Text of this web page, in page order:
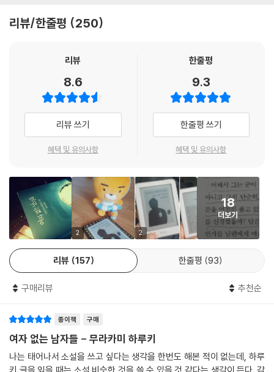
다. 그리고 기노는 왜 그런지 그 양쪽 모두에서 심심찮게 곤욕을 치러왔다.
나에게는 다른 사람의 그런 어두운 부분을 자극하는 뭔가가 있는지도 모른
아무리 텅 비었을지라도 그것은 아직까지는 나의 마음이다. 어렴풋하게나
마 거기에는 사람들의 온기가 남아 있다. 몇 가지 개인적인 기억이 바닷가
말뚝에 엉킨 해초처럼 말없이 만조를 기다리고 있다. 몇 가지 감정은 베어
내면 필시 붉은 피를 흘리리라. 아직은 그 마음을 영문 모를 곳으로 떠나보
내 헤매게 할 수는 없다. _「기노」, 268쪽
견했다. (…) 이곳이 어디인지, 이제부터 무엇을 해야 할지 잠자는 짐작도
가지 않았다. 가까스로 이해할 수 있는 건 자신이 이제 그레고르 잠자라는
이름을 가진 인간이 되었다는 사실이다. 그는 어떻게 그것을 알았을까? 잠
든 사이 누군가가 그의 귓가에 몰래 속삭였는지도 모른다. “네 이름은 그레
고르 잠자야”라고. _「사랑하는 잠자」, 275~277쪽
어느 날 갑자기, 당신은 여자 없는 남자들이 된다. 그날은 아주 작은 예고나
힌트도 주지 않은 채, 예감도 징조도 없이, 노크도 헛기침도 생략하고 느닷
없이 당신을 찾아온다. 모퉁이 하나를 돌면 자신이 이미 그곳에 있음을 당
에게 단 하나의 세계가 되어버린다. 그 세계에서 당신은 ‘여자 없는 남자
들’로 불린다. 한없이 차가운 복수형으로.
---「여자 없는 남자들」, 327쪽
자드」). 대학 시절을 회상하는 구성의 「예스터데이」와 카프카 소설 속의 세
남녀를 비롯한 인간관계의 깊은 지점을 훨씬 적나라하게 묘사하고 있다는
느낌을 준다. 한때 방황하는 청춘의 전유물로 여겨졌던 하루키 소설이 현
실과 맞닿아 보편적인 소재를 진부하지 않게 풀어냈다는 면에서, 이번 소
설집은 기존의 팬들은 물론 보다 폭넓은 연령대 독자들의 공감을 끌어내기
에 충분할 것으로 보인다.
이번 한국어판의 번역은 『1Q84』 『중국행 슬로보트』 등을 옮긴 전문번역
성까지 고스란히 살려냈다. 또한 출간과 함께 하루키의 열렬한 팬임을 자
처하는 가수 윤종신이 동명의 곡 〈여자 없는 남자들〉을 본인의 프로젝트
‘월간 윤종신’을 통해 발표할 계획이어서 최초로 이루어지는 문학과 음악
의 콜라보레이션으로 문화계 전반의 관심을 모으고 있다.
문학동네는 기존에 출간한 하루키의 초기 소설집 『반딧불이』 『회전목마의
데드히트』 『빵가게 재습격』 역시 작가의 개고사항을 반영하고 미발표 단
편을 추가한 결정판으로 새롭게 선보인다.
단편집을 떠올릴 것이다. 나도 물론 그랬다. 그러나 번역가 다카미 쓰쿠루
고, 나 역시 오히려 ‘여자 없는 남자들’보다는 ‘여자를 제외한 남자들’로 옮
기는 쪽이 원제의 느낌에 더 가까울 거라 생각한다. 그러나 이 책이 뜻하는
리뷰/한줄평 250
리뷰
8.6
리뷰 쓰기
혜택 및 유의사항
한줄평
9.3
한줄평 쓰기
혜택 및 유의사항
2 2
18
더보기
리뷰 157 한줄평 93
구매리뷰 추천순
종이책 구매
여자 없는 남자들 - 무라카미 하루키
나는 태어나서 소설을 쓰고 싶다는 생각을 한번도 해본 적이 없는데, 하루